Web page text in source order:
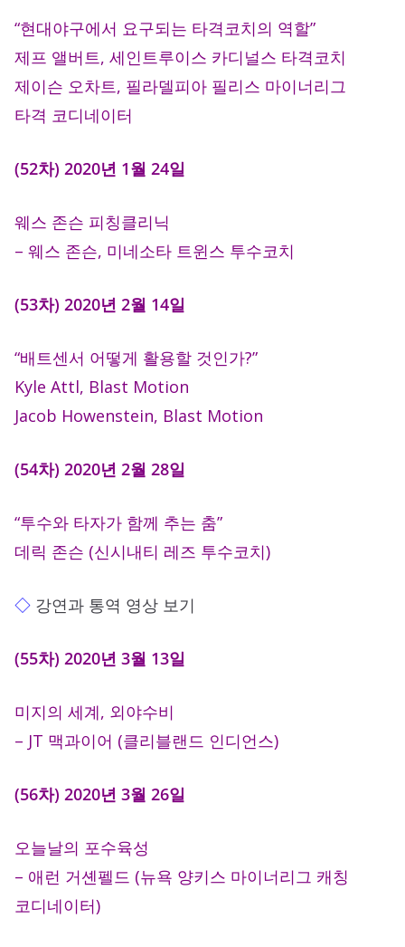
“현대야구에서 요구되는 타격코치의 역할”
제프 앨버트, 세인트루이스 카디널스 타격코치
제이슨 오차트, 필라델피아 필리스 마이너리그
타격 코디네이터
(52차) 2020년 1월 24일
웨스 존슨 피칭클리닉
– 웨스 존슨, 미네소타 트윈스 투수코치
(53차) 2020년 2월 14일
“배트센서 어떻게 활용할 것인가?”
Kyle Attl, Blast Motion
Jacob Howenstein, Blast Motion
(54차) 2020년 2월 28일
“투수와 타자가 함께 추는 춤”
데릭 존슨 (신시내티 레즈 투수코치)
◇ 강연과 통역 영상 보기
(55차) 2020년 3월 13일
미지의 세계, 외야수비
– JT 맥과이어 (클리블랜드 인디언스)
(56차) 2020년 3월 26일
오늘날의 포수육성
– 애런 거셴펠드 (뉴욕 양키스 마이너리그 캐칭
코디네이터)